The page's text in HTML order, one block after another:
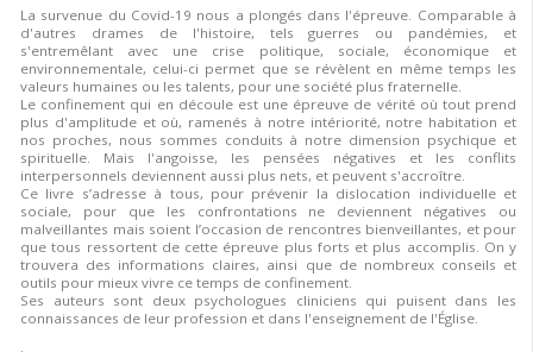
La survenue du Covid-19 nous a plongés dans l'épreuve. Comparable à
d'autres drames de l'histoire, tels guerres ou pandémies, et
s'entremêlant avec une crise politique, sociale, économique et
environnementale, celui-ci permet que se révèlent en même temps les
valeurs humaines ou les talents, pour une société plus fraternelle.
Le confinement qui en découle est une épreuve de vérité où tout prend
plus d'amplitude et où, ramenés à notre intériorité, notre habitation et
nos proches, nous sommes conduits à notre dimension psychique et
spirituelle. Mais l'angoisse, les pensées négatives et les conflits
interpersonnels deviennent aussi plus nets, et peuvent s'accroître.
Ce livre s’adresse à tous, pour prévenir la dislocation individuelle et
sociale, pour que les confrontations ne deviennent négatives ou
malveillantes mais soient l’occasion de rencontres bienveillantes, et pour
que tous ressortent de cette épreuve plus forts et plus accomplis. On y
trouvera des informations claires, ainsi que de nombreux conseils et
outils pour mieux vivre ce temps de confinement.
Ses auteurs sont deux psychologues cliniciens qui puisent dans les
connaissances de leur profession et dans l'enseignement de l'Église.